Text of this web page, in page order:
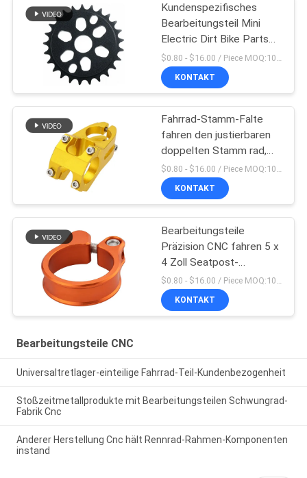
Kundenspezifisches
Bearbeitungsteil Mini
Electric Dirt Bike Parts
Soem Cnc
KONTAKT
Fahrrad-Stamm-Falte
fahren den justierbaren
doppelten Stamm rad,
der in China hergestellt
wird
$0.80 - $16.00 / Piece MOQ:10 Stücke
KONTAKT
Bearbeitungsteile
Präzision CNC fahren 5 x
4 Zoll Seatpost-
Klammern-rad
$0.80 - $16.00 / Piece MOQ:10 Stücke
KONTAKT
Bearbeitungsteile CNC
Universaltretlager-einteilige Fahrrad-Teil-Kundenbezogenheit
Stoßzeitmetallprodukte mit Bearbeitungsteilen Schwungrad-
Fabrik Cnc
Anderer Herstellung Cnc hält Rennrad-Rahmen-Komponenten
instand